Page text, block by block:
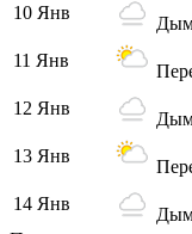
10 Янв
11 Янв
12 Янв
13 Янв
14 Янв